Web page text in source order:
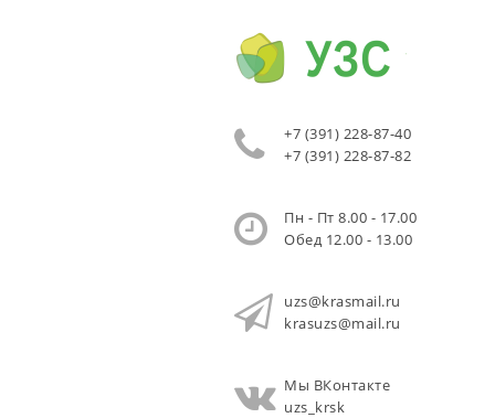
+7 (391) 228-87-40
+7 (391) 228-87-82
Пн - Пт 8.00 - 17.00
Обед 12.00 - 13.00
uzs@krasmail.ru
krasuzs@mail.ru
Мы ВКонтакте
uzs_krsk